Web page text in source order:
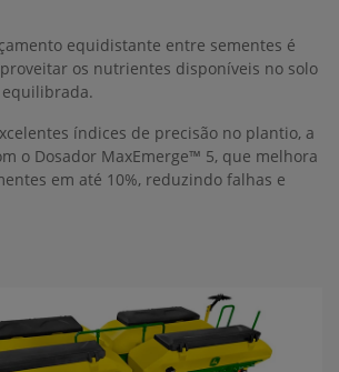
equidistante entre sementes é
os nutrientes disponíveis no solo
índices de precisão no plantio, a
o Dosador MaxEmerge™ 5, que melhora
em até 10%, reduzindo falhas e